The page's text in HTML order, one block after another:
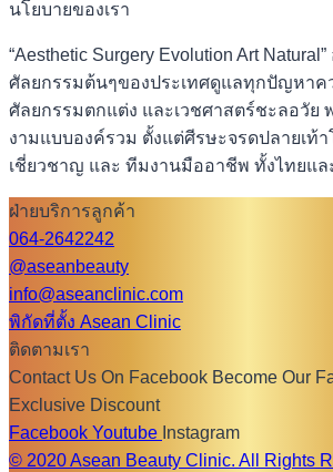
นโยบายของเรา
“Aesthetic Surgery Evolution Art
ศัลยกรรมต้นๆของประเทศดูแลทุกปัญหาค
ศัลยกรรมตกแต่ง และเวชศาสตร์ชะลอวัย
งามแบบองค์รวม ตั้งแต่ศีรษะจรดปลายเท้
เชี่ยวชาญ และ ทีมงานมืออาชีพ ทั้งไทยแล
ฝ่ายบริการลูกค้า
064-2642242
@aseanbeauty
info@aseanclinic.com
พิกัดที่ตั้ง Asean Clinic
ติดตามเรา
Contact Us On Facebook Become Our
Exclusive Discount
Facebook Youtube Instagram
© 2020 Asean Beauty Clinic. All Rights